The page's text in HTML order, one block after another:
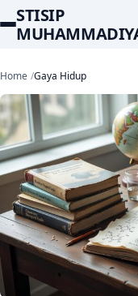
STISIP
Home Gaya Hidup